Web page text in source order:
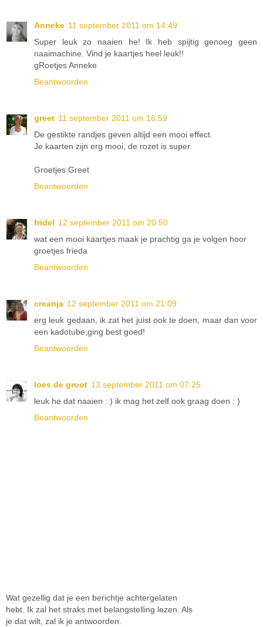
Anneke 11 september 2011 om 14:49
Super leuk zo naaien he! Ik heb spijtig genoeg geen
naaimachine. Vind je kaartjes heel leuk!!
gRoetjes Anneke
Beantwoorden
greet 11 september 2011 om 16:59
De gestikte randjes geven altijd een mooi effect.
Je kaarten zijn erg mooi, de rozet is super.
Groetjes Greet
Beantwoorden
fridel 12 september 2011 om 20:50
wat een mooi kaartjes maak je prachtig ga je volgen hoor
groetjes frieda
Beantwoorden
creanja 12 september 2011 om 21:09
erg leuk gedaan, ik zat het juist ook te doen, maar dan voor
een kadotube,ging best goed!
Beantwoorden
loes de groot 13 september 2011 om 07:25
leuk he dat naaien : ) ik mag het zelf ook graag doen : )
Beantwoorden
Wat gezellig dat je een berichtje achtergelaten
hebt. Ik zal het straks met belangstelling lezen. Als
je dat wilt, zal ik je antwoorden.